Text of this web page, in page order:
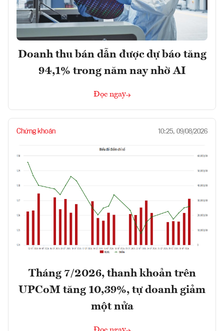
Doanh thu bán dẫn được dự báo tăng
94,1% trong năm nay nhờ AI
Đọc ngay
Chứng khoán 10:25, 09/08/2026
Tháng 7/2026, thanh khoản trên
UPCoM tăng 10,39%, tự doanh giảm
một nửa